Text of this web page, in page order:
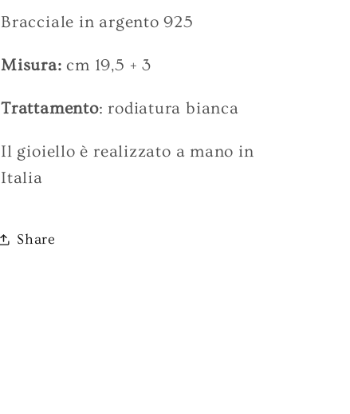
Bracciale in argento 925
Misura: cm 19,5 + 3
Trattamento: rodiatura bianca
Il gioiello è realizzato a mano in
Italia
Share